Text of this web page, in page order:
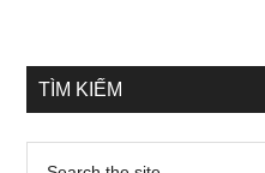
TÌM KIẾM